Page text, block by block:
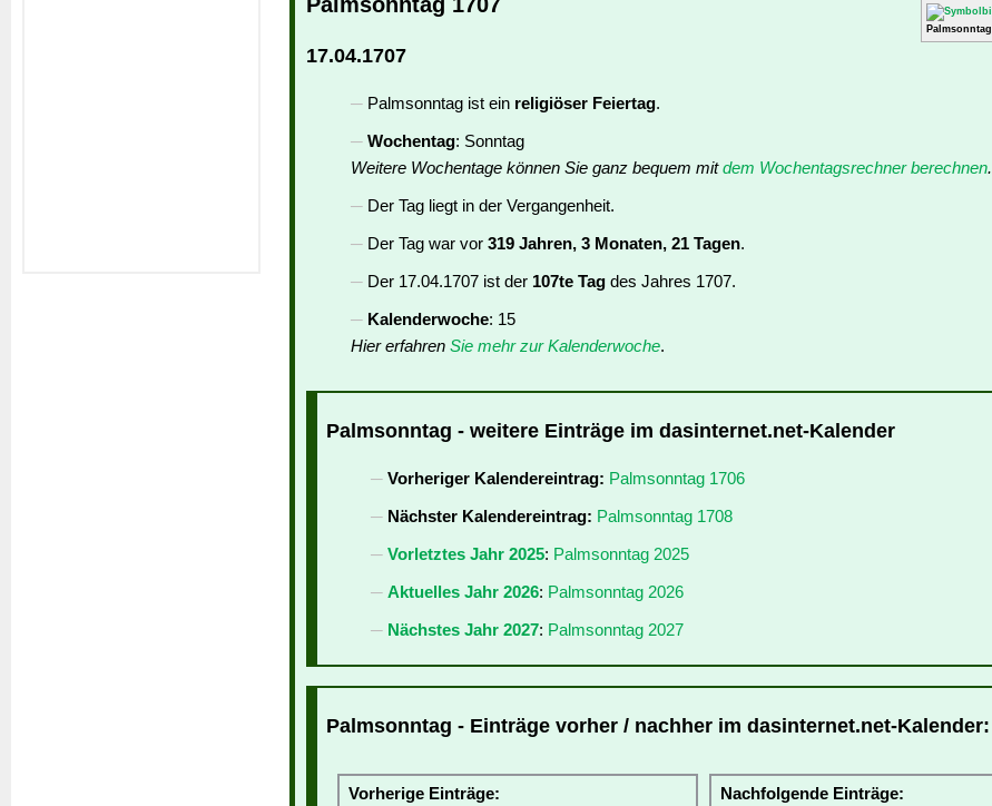
Palmsonntag
17.04.1707
Palmsonntag ist ein religiöser Feiertag.
Wochentag: Sonntag
Weitere Wochentage können Sie ganz bequem mitdem Wochentagsrechner berechnen.
Der Tag liegt in der Vergangenheit.
Der Tag war vor 319 Jahren, 3 Monaten, 21 Tagen.
Der 17.04.1707 ist der 107te Tag des Jahres 1707.
Kalenderwoche: 15
Hier erfahren Sie mehr zur Kalenderwoche.
Palmsonntag - weitere Einträge im dasinternet.net-Kalender
Vorheriger Kalendereintrag: Palmsonntag 1706
Nächster Kalendereintrag: Palmsonntag 1708
Vorletztes Jahr 2025: Palmsonntag 2025
Aktuelles Jahr 2026: Palmsonntag 2026
Nächstes Jahr 2027: Palmsonntag 2027
Palmsonntag - Einträge vorher / nachher im dasinternet.net-Kalender:
Vorherige Einträge: Nachfolgende Einträge: